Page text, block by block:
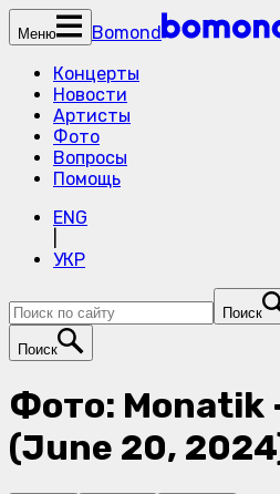
Меню
Bomond
Концерты
Новости
Артисты
Фото
Вопросы
Помощь
ENG
УКР
Поиск
Поиск
Фото: Monatik
(June 20,